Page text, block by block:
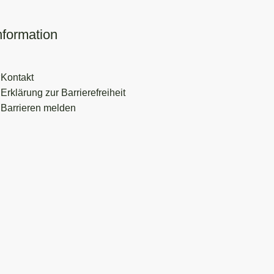
Kontakt
Erklärung zur Barrierefreiheit
Barrieren melden